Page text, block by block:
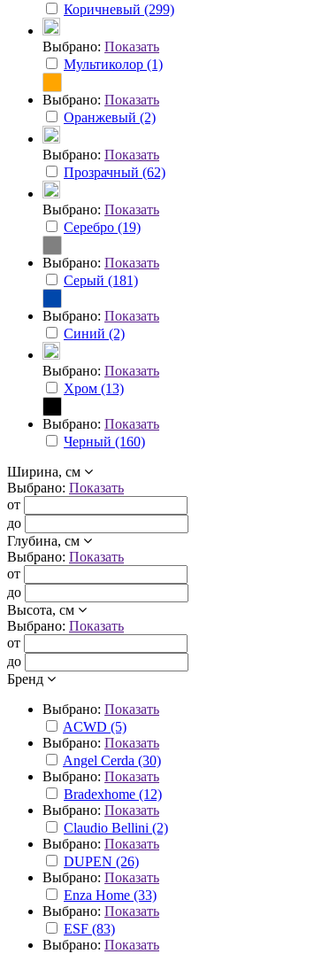
Коричневый (299)
Выбрано: Показать
Мультиколор (1)
Выбрано: Показать
Оранжевый (2)
Выбрано: Показать
Прозрачный (62)
Выбрано: Показать
Серебро (19)
Выбрано: Показать
Серый (181)
Выбрано: Показать
Синий (2)
Выбрано: Показать
Хром (13)
Выбрано: Показать
Черный (160)
Ширина, см
Выбрано: Показать
от
до
Глубина, см
Выбрано: Показать
от
до
Высота, см
Выбрано: Показать
от
до
Бренд
Выбрано: Показать
ACWD (5)
Выбрано: Показать
Angel Cerda (30)
Выбрано: Показать
Bradexhome (12)
Выбрано: Показать
Claudio Bellini (2)
Выбрано: Показать
DUPEN (26)
Выбрано: Показать
Enza Home (33)
Выбрано: Показать
ESF (83)
Выбрано: Показать